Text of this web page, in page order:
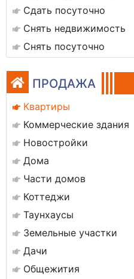
Сдать посуточно
Снять недвижимость
Снять посуточно
ПРОДАЖА
Квартиры
Коммерческие здания
Новостройки
Дома
Части домов
Коттеджи
Таунхаусы
Земельные участки
Дачи
Общежития